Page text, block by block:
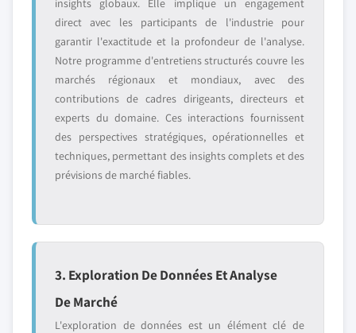
insights globaux. Elle implique un engagement
direct avec les participants de l'industrie pour
garantir l'exactitude et la profondeur de l'analyse.
Notre programme d'entretiens structurés couvre les
marchés régionaux et mondiaux, avec des
contributions de cadres dirigeants, directeurs et
experts du domaine. Ces interactions fournissent
des perspectives stratégiques, opérationnelles et
techniques, permettant des insights complets et des
prévisions de marché fiables.
3. Exploration De Données Et Analyse
De Marché
L'exploration de données est un élément clé de